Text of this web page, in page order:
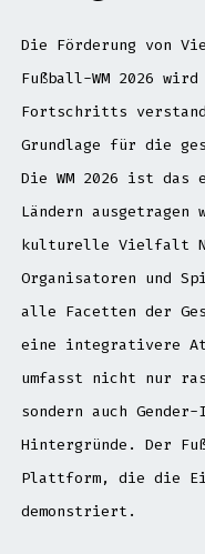
Die Förderung von
Fußball-WM 2026
Fortschritts
Grundlage für die
Die WM 2026 ist
Ländern
kulturelle Vielfalt
Organisatoren und
alle Facetten der
eine integrativere
umfasst nicht nur
sondern auch
Hintergründe. Der
Plattform, die die
demonstriert.